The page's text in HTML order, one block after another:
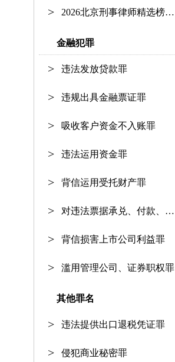
2026北京刑事律师精选榜单：资深护
金融犯罪
违法发放贷款罪
违规出具金融票证罪
吸收客户资金不入账罪
违法运用资金罪
背信运用受托财产罪
对违法票据承兑、付款、保证罪
背信损害上市公司利益罪
滥用管理公司、证券职权罪
其他罪名
违法提供出口退税凭证罪
侵犯商业秘密罪